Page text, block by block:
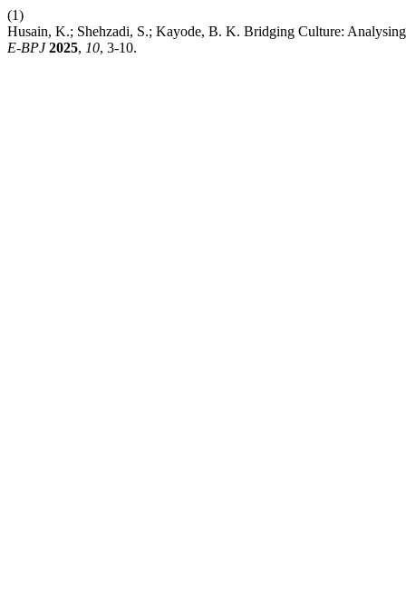
(1)
Husain, K.; Shehzadi, S.; Kayode, B. K. Bridging Culture:
E-BPJ 2025, 10, 3-10.